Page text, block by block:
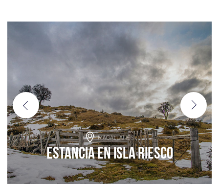
MAGALLANES
Estancia en Isla Riesco